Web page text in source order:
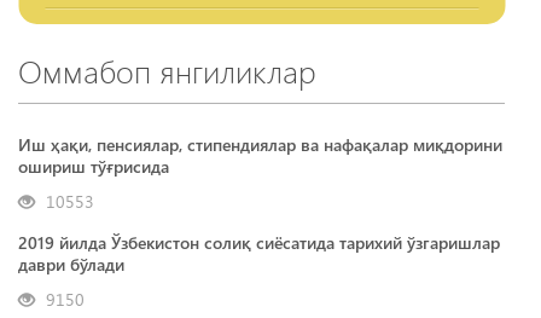
Оммабоп янгиликлар
Иш ҳақи, пенсиялар, стипендиялар ва нафақалар миқдорини
ошириш тўғрисида
10553
2019 йилда Ўзбекистон солиқ сиёсатида тарихий ўзгаришлар
даври бўлади
9150